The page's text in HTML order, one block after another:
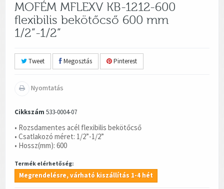
MOFÉM MFLEXV KB-1212-600
flexibilis bekötőcső 600 mm
1/2”-1/2”
Tweet Megosztás Pinterest
Nyomtatás
Cikkszám 533-0004-07
• Rozsdamentes acél flexibilis bekötőcső
• Csatlakozó méret: 1/2”-1/2”
• Hossz(mm): 600
Termék elérhetőség:
Megrendelésre, várható kiszállítás 1-4 hét